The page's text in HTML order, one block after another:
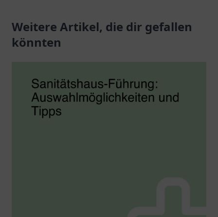
und individueller
Beratung.
Wohlbefinden.
Besuchen Sie uns!
Weitere Artikel, die dir gefallen
könnten